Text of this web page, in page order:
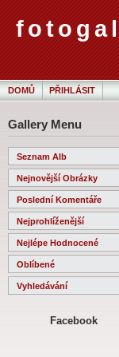
DOMŮ PŘIHLÁSIT
Gallery Menu
Seznam Alb
Nejnovější Obrázky
Poslední Komentáře
Nejprohlíženější
Nejlépe Hodnocené
Oblíbené
Vyhledávání
Facebook